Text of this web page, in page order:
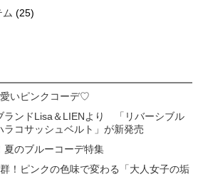
ム (25)
いピンクコーデ♡
ランドLisa＆LIENより 「リバーシブル
ラコサッシュベルト」が新発売
夏のブルーコーデ特集
！ピンクの色味で変わる「大人女子の垢